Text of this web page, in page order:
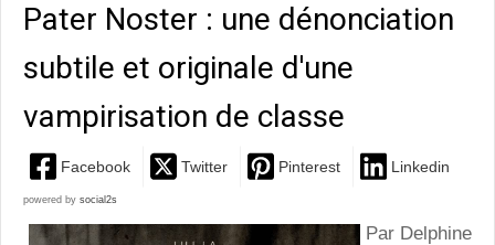
Pater Noster : une dénonciation
subtile et originale d'une
vampirisation de classe
Facebook Twitter Pinterest Linkedin
powered by social2s
Par Delphine